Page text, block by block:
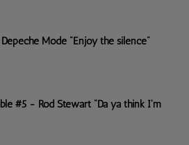
Mode "Enjoy the silence"
#5 - Rod Stewart "Da ya think I'm